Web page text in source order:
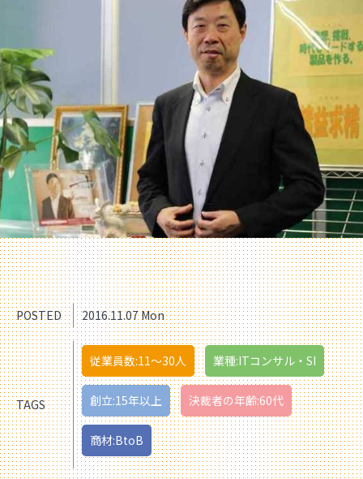
POSTED 2016.11.07 Mon
TAGS
従業員数:11〜30人 業種:ITコンサル・SI
創立:15年以上 決裁者の年齢:60代
商材:BtoB